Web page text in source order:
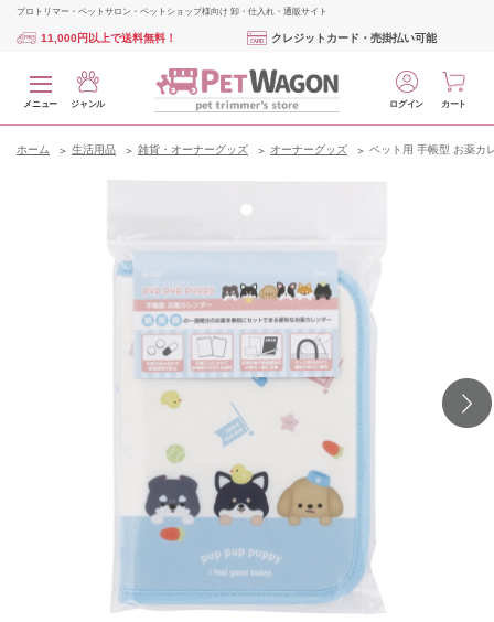
プロトリマー・ペットサロン・ペットショップ様向け 卸・仕入れ・通販サイト
11,000円以上で送料無料！ クレジットカード・売掛払い可能
メニュー ジャンル ログイン カート
ホーム 生活用品 雑貨・オーナーグッズ オーナーグッズ ペット用 手帳型 お薬カ